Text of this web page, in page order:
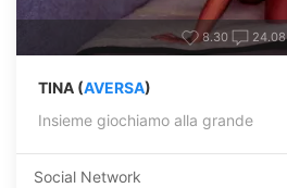
8.30 24.08
TINA (AVERSA)
Insieme giochiamo alla grande
Social Network